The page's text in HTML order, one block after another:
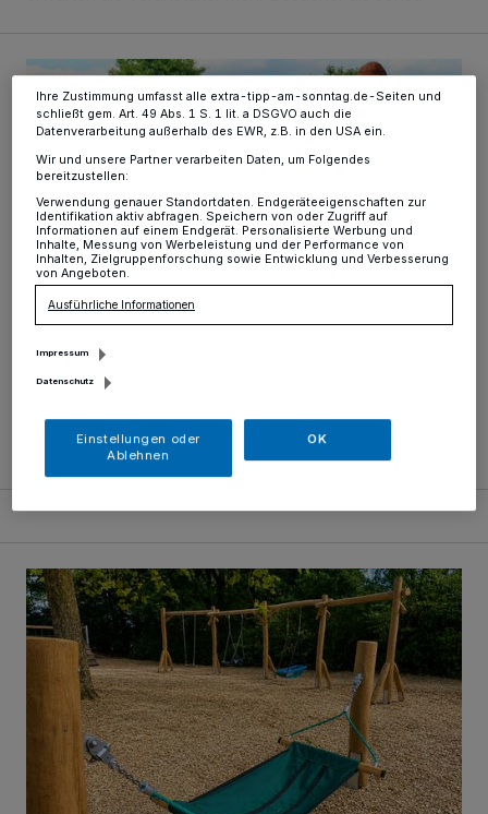
CSD - jetzt erst recht!
Neukirchen-Vluyn
CSD - jetzt erst recht!
Am Samstag, 29. August, findet der mittlerweile 5. CSD
Neuqueerchen-Vluyn statt.
Viele neue Schaukeln für den Spielplatz an der Parkstraße
Informationen finden Sie in unserer Datenschutzerklärung.
Ihre Zustimmung umfasst alle extra-tipp-am-sonntag.de-Seiten und
schließt gem. Art. 49 Abs. 1 S. 1 lit. a DSGVO auch die
Datenverarbeitung außerhalb des EWR, z.B. in den USA ein.
Wir und unsere Partner verarbeiten Daten, um Folgendes
bereitzustellen:
Verwendung genauer Standortdaten. Endgeräteeigenschaften zur
Identifikation aktiv abfragen. Speichern von oder Zugriff auf
Informationen auf einem Endgerät. Personalisierte Werbung und
Inhalte, Messung von Werbeleistung und der Performance von
Inhalten, Zielgruppenforschung sowie Entwicklung und Verbesserung
von Angeboten.
Ausführliche Informationen
Impressum
Datenschutz
Einstellungen oder
Ablehnen
OK